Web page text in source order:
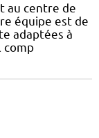
au centre de
équipe est de
adaptées à
comp